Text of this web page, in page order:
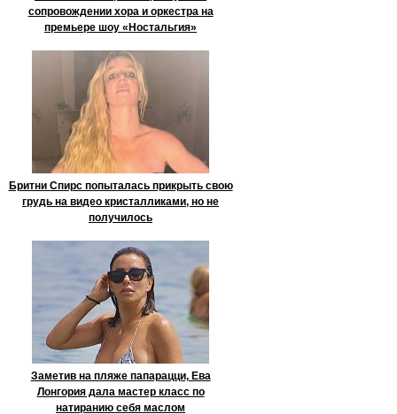
сопровождении хора и оркестра на
премьере шоу «Ностальгия»
Бритни Спирс попыталась прикрыть свою
грудь на видео кристалликами, но не
получилось
Заметив на пляже папарацци, Ева
Лонгория дала мастер класс по
натиранию себя маслом